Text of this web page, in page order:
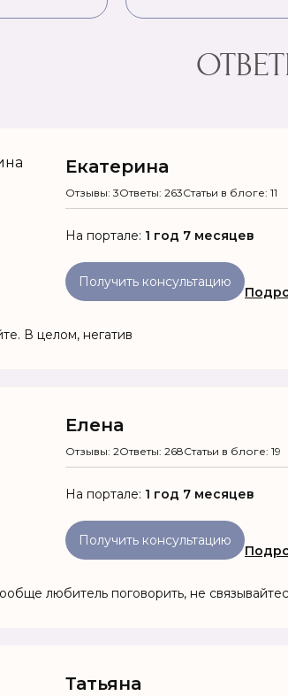
Екатерина
Отзывы: 3Ответы: 263Статьи в блоге: 11
На портале: 1 год 7 месяцев
Получить консультацию
В целом, негатив
Елена
Отзывы: 2Ответы: 268Статьи в блоге: 19
На портале: 1 год 7 месяцев
Получить консультацию
любитель поговорить, не
Татьяна